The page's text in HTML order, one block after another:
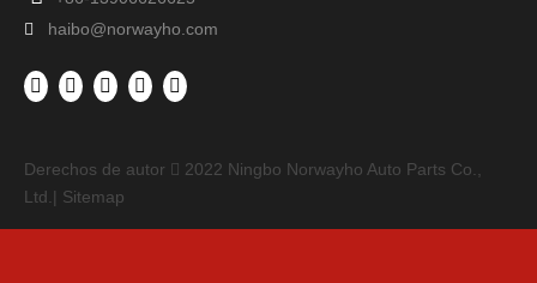
 haibo@norwayho.com
Derechos de autor  2022 Ningbo Norwayho Auto Parts Co.,
Ltd.| Sitemap